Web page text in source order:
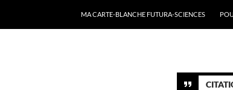
MA CARTE-BLANCHE FUTURA-SCIENCES